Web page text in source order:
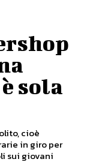
sola
cioè
in giro per
sui giovani